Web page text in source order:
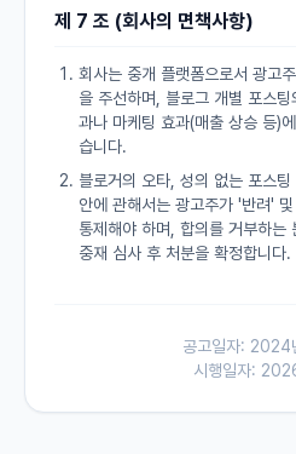
제 7 조 (회사의 면책사항)
회사는 중개 플랫폼으로서 광고
을 주선하며, 블로그 개별 포스
과나 마케팅 효과(매출 상승 등)
습니다.
블로거의 오타, 성의 없는 포스
안에 관해서는 광고주가 '반려'
통제해야 하며, 합의를 거부하는
중재 심사 후 처분을 확정합니다.
공고일자: 2024
시행일자: